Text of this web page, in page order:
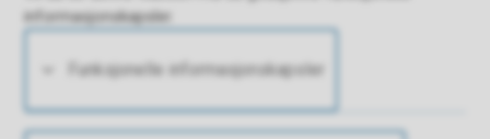
informasjonskapsler.
Funksjonelle informasjonskapsler